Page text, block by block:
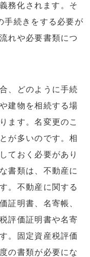
務化されます。そ
手続きをする必要が
れや必要書類につ
、どのように手続
建物を相続する場
ます。名変更のこ
が多いのです。相
ておく必要があり
書類は、不動産に
。不動産に関する
証明書、名寄帳、
評価証明書や名寄
。固定資産税評価
の書類が必要にな